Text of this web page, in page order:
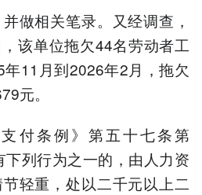
做相关笔录。又经调查，
该单位拖欠44名劳动者工
11月到2026年2月，拖欠
元。
付条例》第五十七条第
下列行为之一的，由人力资
轻重，处以二千元以上二